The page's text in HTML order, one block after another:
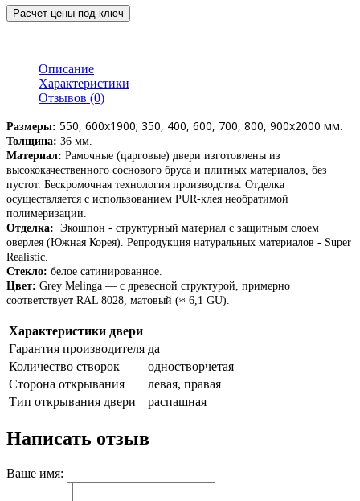
Расчет цены под ключ
Описание
Характеристики
Отзывов (0)
Размеры: 550, 600х1900; 350, 400, 600, 700, 800, 900х2000 мм.
Толщина: 36 мм.
Материал: Рамочные (царговые) двери изготовлены из
высококачественного соснового бруса и плитных материалов, без
пустот. Бескромочная технология производства. Отделка
осуществляется с использованием PUR-клея необратимой
полимеризации.
Отделка: Экошпон - структурный материал с защитным слоем
оверлея (Южная Корея). Репродукция натуральных материалов - Super
Realistic.
Стекло: белое сатинированное.
Цвет: Grey Melinga — с древесной структурой, примерно
соответствует RAL 8028, матовый (≈ 6,1 GU).
Характеристики двери
Гарантия производителя да
Количество створок
одностворчетая
Сторона открывания
левая, правая
Тип открывания двери
распашная
Написать отзыв
Ваше имя: